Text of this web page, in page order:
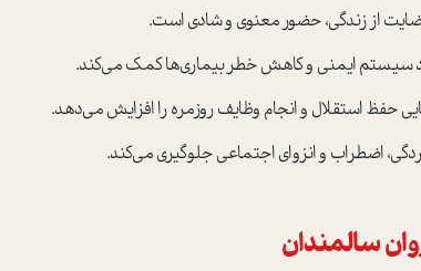
از زندگی، حضور معنوی و شادی است.
سیستم ایمنی و کاهش خطر بیماری‌ها کمک می‌کند.
حفظ استقلال و انجام وظایف روزمره را افزایش می‌دهد.
اضطراب و انزوای اجتماعی جلوگیری می‌کند.
سالمندان